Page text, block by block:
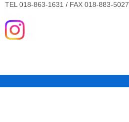
TEL 018-863-1631 / FAX 018-883-5027